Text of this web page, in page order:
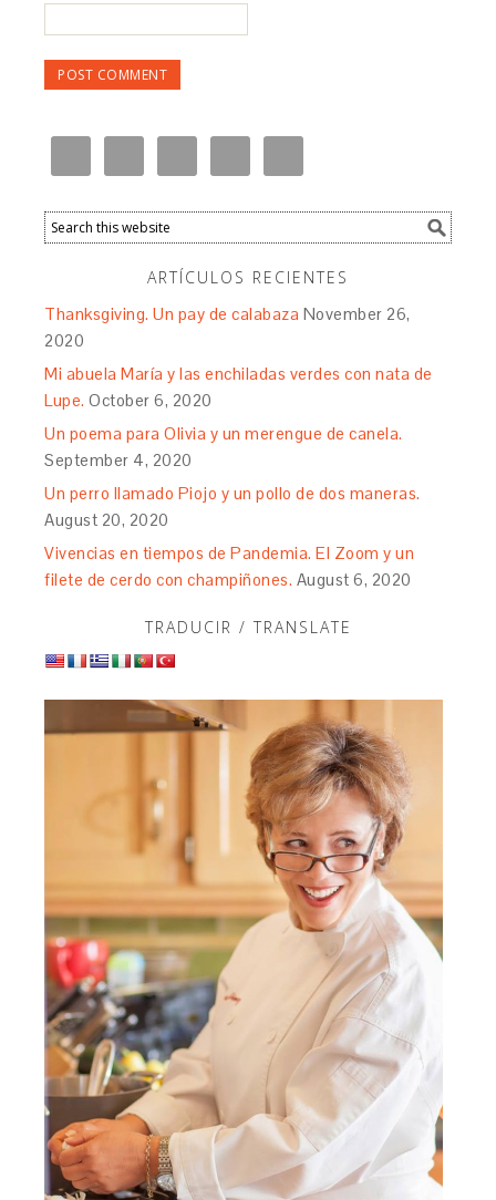
ARTÍCULOS RECIENTES
Thanksgiving. Un pay de calabaza November 26,
2020
Mi abuela María y las enchiladas verdes con nata de
Lupe. October 6, 2020
Un poema para Olivia y un merengue de canela.
September 4, 2020
Un perro llamado Piojo y un pollo de dos maneras.
August 20, 2020
Vivencias en tiempos de Pandemia. El Zoom y un
filete de cerdo con champiñones. August 6, 2020
TRADUCIR / TRANSLATE